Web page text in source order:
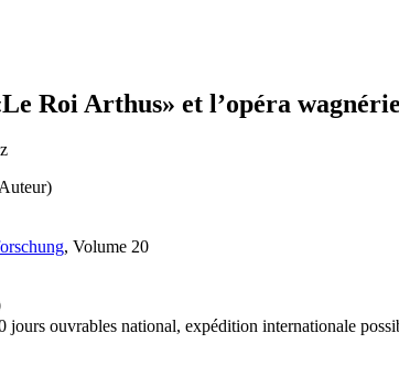
Roi Arthus» et l’opéra
, Volume 20
jours ouvrables national, expédition internationale